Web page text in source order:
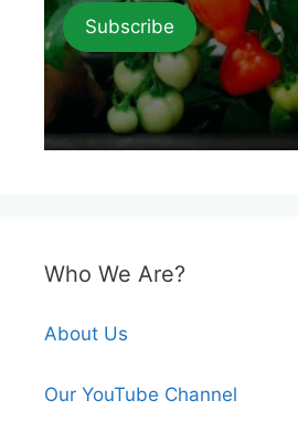
Subscribe
Who We Are?
About Us
Our YouTube Channel